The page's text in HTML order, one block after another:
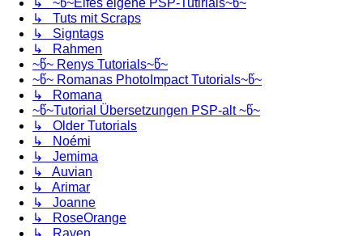
↳ ~წ~Elfes eigene PSP-Tutirials~წ~
↳ Tuts mit Scraps
↳ Signtags
↳ Rahmen
~წ~ Renys Tutorials~წ~
~წ~ Romanas PhotoImpact Tutorials~წ~
↳ Romana
~წ~Tutorial Übersetzungen PSP-alt ~წ~
↳ Older Tutorials
↳ Noémi
↳ Jemima
↳ Auvian
↳ Arimar
↳ Joanne
↳ RoseOrange